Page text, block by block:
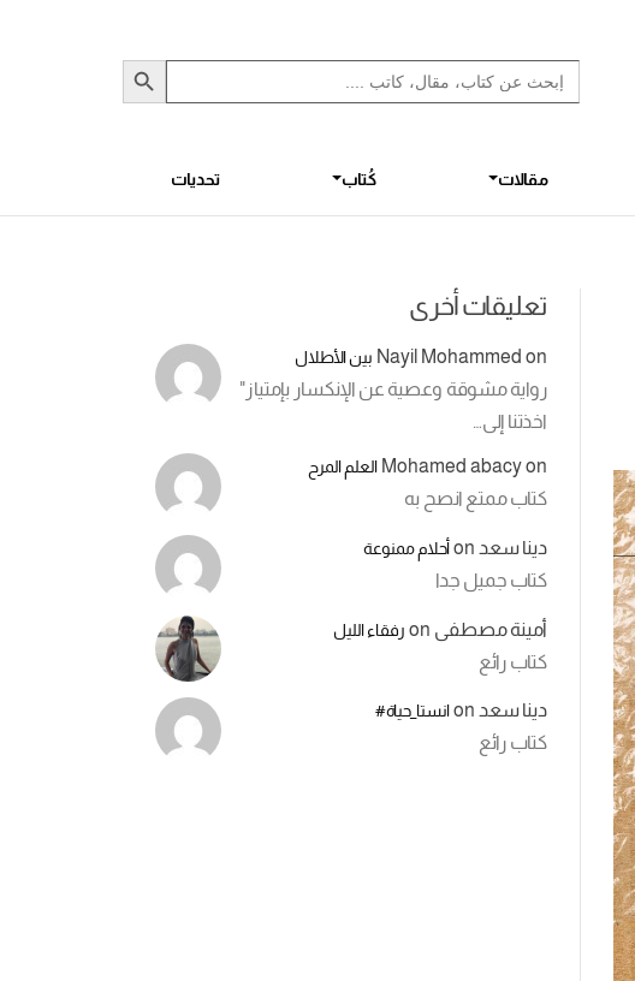
Search
for:
Search Button
مقالات كُتاب تحديات
تعليقات أخرى
Nayil Mohammed on بين الأطلال
رواية مشوقة وعصية عن الإنكسار بإمتياز"
اخذتنا إلى…
Mohamed abacyon العلم المرح
كتاب ممتع انصح به
دينا سعد onأحلام ممنوعة
كتاب جميل جدا
أمينة مصطفى on رفقاء الليل
كتاب رائع
دينا سعد onانستا_حياة#
كتاب رائع